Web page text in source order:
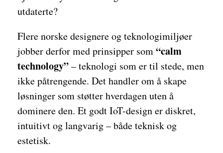
utdaterte?
Flere norske designere og teknologimiljøer
jobber derfor med prinsipper som“calm
technology”– teknologi som er til stede, men
ikke påtrengende. Det handler om å skape
løsninger som støtter hverdagen uten å
dominere den. Et godt IoT-design er diskret,
intuitivt og langvarig – både teknisk og
estetisk.